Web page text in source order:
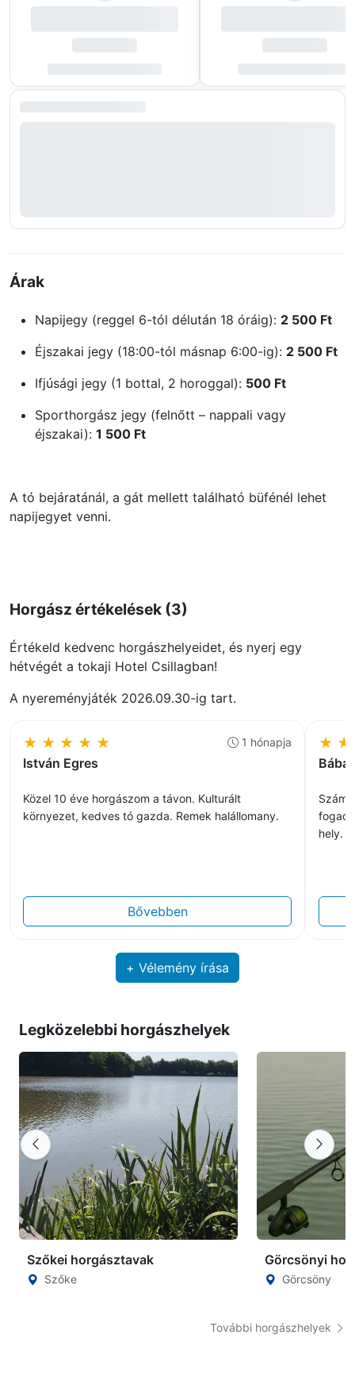
Árak
Napijegy (reggel 6-tól délután 18 óráig): 2 500 Ft
Éjszakai jegy (18:00-tól másnap 6:00-ig): 2 500 Ft
Ifjúsági jegy (1 bottal, 2 horoggal): 500 Ft
Sporthorgász jegy (felnőtt – nappali vagy
éjszakai): 1 500 Ft
A tó bejáratánál, a gát mellett található büfénél lehet
napijegyet venni.
Horgász értékelések (3)
Értékeld kedvenc horgászhelyeidet, és nyerj egy
hétvégét a tokaji Hotel Csillagban!
A nyereményjáték 2026.09.30-ig tart.
★ ★ ★ ★ ★
István Egres
1 hónapja
Közel 10 éve horgászom a távon. Kulturált
környezet, kedves tó gazda. Remek halállomany.
Bővebben
★ ★
Bába
hely.
+ Vélemény írása
Legközelebbi horgászhelyek
Szőkei horgásztavak
Szőke
Görcsönyi
Görcsöny
További horgászhelyek